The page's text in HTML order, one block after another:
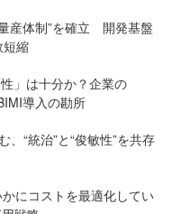
産体制”を確立 開発基盤
短縮
」は十分か？企業の
導入の勘所
“統治”と“俊敏性”を共存
にコストを最適化してい